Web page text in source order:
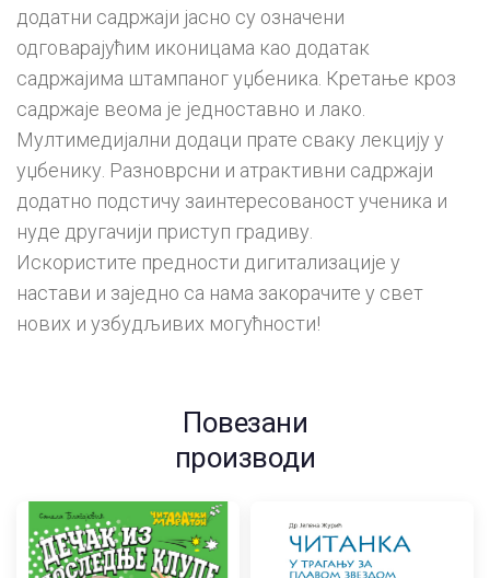
додатни садржаји јасно су означени
одговарајућим иконицама као додатак
садржајима штампаног уџбеника. Кретање кроз
садржаје веома је једноставно и лако.
Мултимедијални додаци прате сваку лекцију у
уџбенику. Разноврсни и атрактивни садржаји
додатно подстичу заинтересованост ученика и
нуде другачији приступ градиву.
Искористите предности дигитализације у
настави и заједно са нама закорачите у свет
нових и узбудљивих могућности!
Повезани
производи